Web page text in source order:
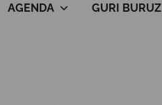
AGENDA GURI BURUZ